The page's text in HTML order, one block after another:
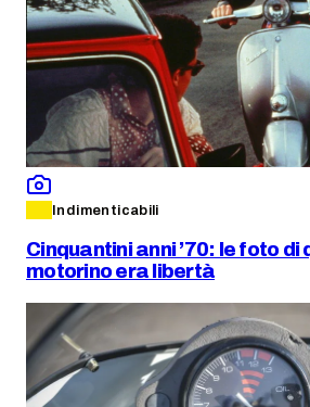
Indimenticabili
Cinquantini anni ’70: le foto di
motorino era libertà